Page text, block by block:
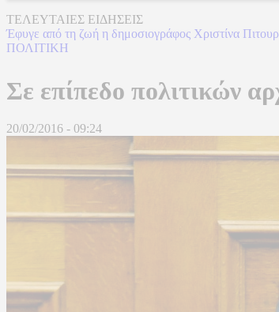
ΤΕΛΕΥΤΑΙΕΣ ΕΙΔΗΣΕΙΣ
Έφυγε από τη ζωή η δημοσιογράφος Χριστίνα
ΠΟΛΙΤΙΚΗ
Σε επίπεδο πολιτικών
20/02/2016 - 09:24